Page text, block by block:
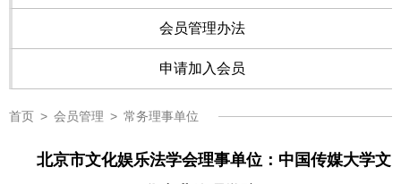
会员管理办法
申请加入会员
首页 > 会员管理 > 常务理事单位